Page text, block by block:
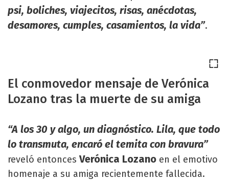
psi, boliches, viajecitos, risas, anécdotas,
desamores, cumples, casamientos, la vida”.
El conmovedor mensaje de Verónica
Lozano tras la muerte de su amiga
“A los 30 y algo, un diagnóstico. Lila, que todo
lo transmuta, encaró el temita con bravura”
reveló entoncesVerónica Lozano en el emotivo
homenaje a su amiga recientemente fallecida.